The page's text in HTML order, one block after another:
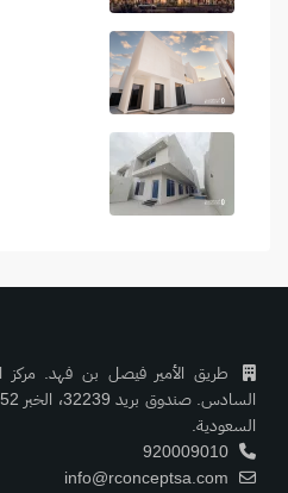
السعودية.
920009010
info@rconceptsa.com